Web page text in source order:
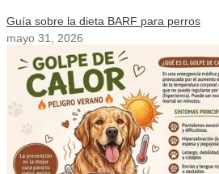
Guía sobre la dieta BARF para perros
mayo 31, 2026